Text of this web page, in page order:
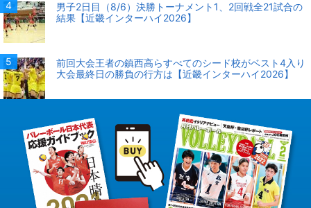
男子2日目（8/6）決勝トーナメント1、2回戦全21試合の
結果【近畿インターハイ2026】
前回大会王者の鎮西高らすべてのシード校がベスト4入り
大会最終日の勝負の行方は【近畿インターハイ2026】